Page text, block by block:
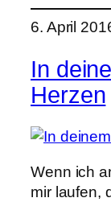
6. April
In
Herzen
Wenn ich
mir laufen,